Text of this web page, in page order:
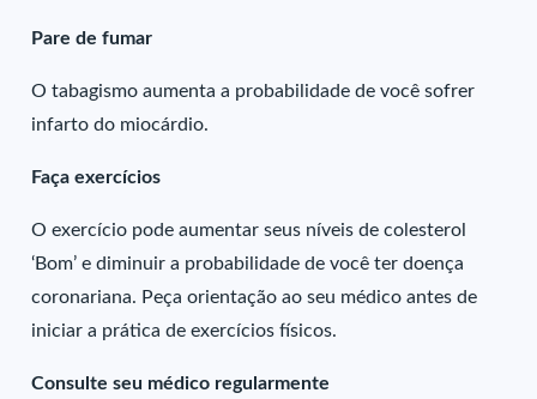
Pare de fumar
O tabagismo aumenta a probabilidade de você sofrer
infarto do miocárdio.
Faça exercícios
O exercício pode aumentar seus níveis de colesterol
‘Bom’ e diminuir a probabilidade de você ter doença
coronariana. Peça orientação ao seu médico antes de
iniciar a prática de exercícios físicos.
Consulte seu médico regularmente